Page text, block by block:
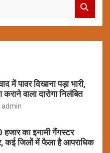
में पावर दिखाना पड़ा भारी,
वाला दारोगा निलंबित
admin
का इनामी गैंगस्टर
कई जिलों में फैला है आपराधिक